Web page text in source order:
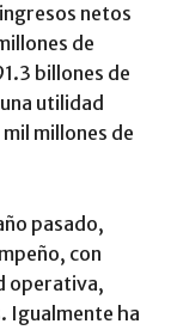
netos
de
billones de
utilidad
millones de
pasado,
con
operativa,
Igualmente ha